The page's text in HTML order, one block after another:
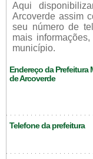
Aqui
Arcoverde assim
seu número de
mais
município.
Endereço da Prefeitura
de Arcoverde
Telefone da prefeitura